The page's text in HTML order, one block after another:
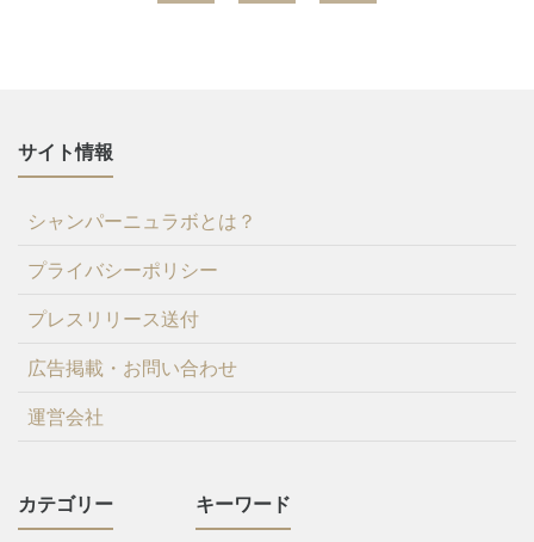
サイト情報
シャンパーニュラボとは？
プライバシーポリシー
プレスリリース送付
広告掲載・お問い合わせ
運営会社
カテゴリー キーワード